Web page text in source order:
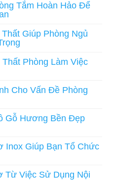
Tắm Hoàn Hảo Để
Giúp Phòng Ngủ
Phòng Làm Việc
Cho Vấn Đề Phòng
Gỗ Hương Bền Đẹp
Inox Giúp Bạn Tổ Chức
Từ Việc Sử Dụng Nội